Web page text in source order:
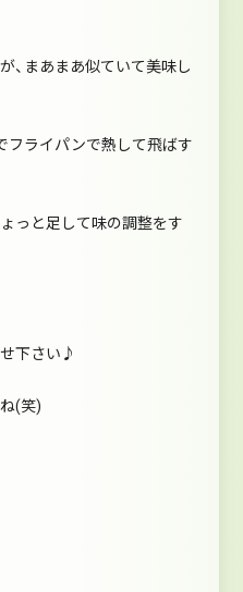
、まあまあ似ていて美味し
フライパンで熱して飛ばす
っと足して味の調整をす
下さい♪
(笑)